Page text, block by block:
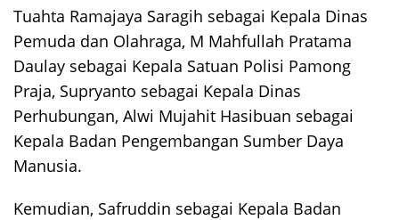
Tuahta Ramajaya Saragih sebagai Kepala Dinas
Pemuda dan Olahraga, M Mahfullah Pratama
Daulay sebagai Kepala Satuan Polisi Pamong
Praja, Supryanto sebagai Kepala Dinas
Perhubungan, Alwi Mujahit Hasibuan sebagai
Kepala Badan Pengembangan Sumber Daya
Manusia.
Kemudian, Safruddin sebagai Kepala Badan